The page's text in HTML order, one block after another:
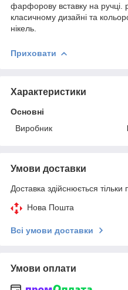
фарфорову вставку на ручці.
класичному дизайні та
нікель.
Приховати
Характеристики
Основні
Виробник
Умови доставки
Доставка здійснюється тільки
Нова Пошта
Всі умови доставки
Умови оплати